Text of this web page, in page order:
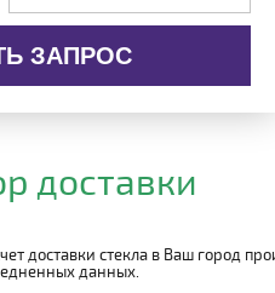
ЗАПРОС
доставки
доставки стекла в Ваш город
данных.